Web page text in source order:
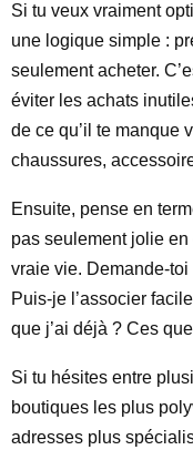
Si tu veux vraiment
une logique simple :
seulement acheter.
éviter les achats
de ce qu’il te manque
chaussures,
Ensuite, pense en
pas seulement jolie
vraie vie. Demande-
Puis-je l’associer
que j’ai déjà ? Ces
Si tu hésites entre
boutiques les plus
adresses plus